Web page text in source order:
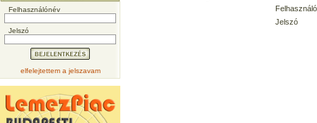
Felhasználónév
Jelszó
elfelejtettem a jelszavam
Jelszó